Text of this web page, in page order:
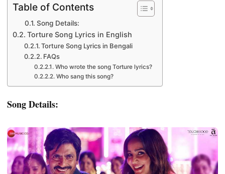
Table of Contents
Song Details:
Torture Song Lyrics in English
Torture Song Lyrics in Bengali
FAQs
Who wrote the song Torture lyrics?
Who sang this song?
Song Details: